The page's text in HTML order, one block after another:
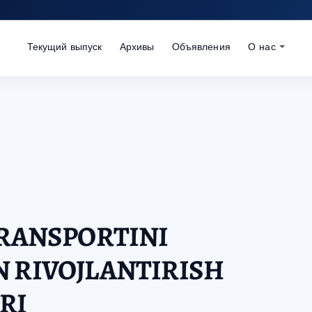
Текущий выпуск Архивы Объявления О нас
RIVOJLANTIRISH